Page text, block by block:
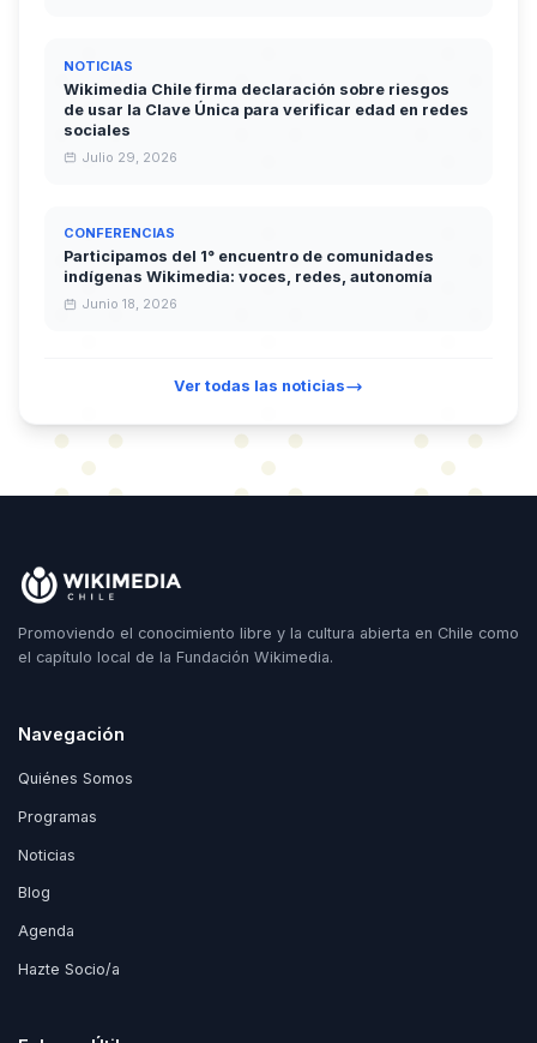
NOTICIAS
Wikimedia Chile firma declaración sobre riesgos
de usar la Clave Única para verificar edad en redes
sociales
Julio 29, 2026
CONFERENCIAS
Participamos del 1° encuentro de comunidades
indígenas Wikimedia: voces, redes, autonomía
Junio 18, 2026
Ver todas las noticias
Promoviendo el conocimiento libre y la cultura abierta en Chile como
el capítulo local de la Fundación Wikimedia.
Navegación
Quiénes Somos
Programas
Noticias
Blog
Agenda
Hazte Socio/a